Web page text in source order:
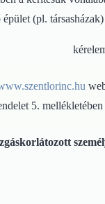
(pl.
kérelemre
5.